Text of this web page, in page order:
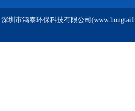
深圳市鸿泰环保科技有限公司